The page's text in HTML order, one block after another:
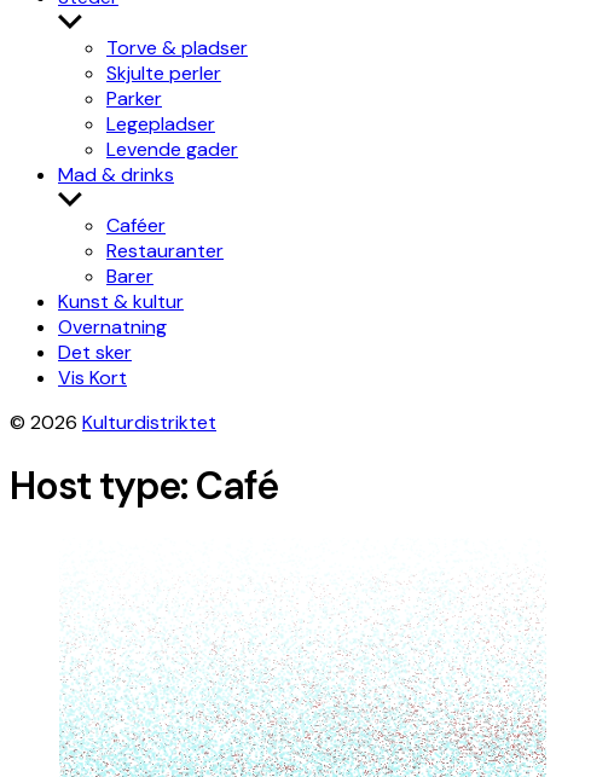
Show
sub
menu
Torve & pladser
Skjulte perler
Parker
Legepladser
Levende gader
Mad & drinks
Show
sub
menu
Caféer
Restauranter
Barer
Kunst & kultur
Overnatning
Det sker
Vis Kort
© 2026 Kulturdistriktet
Host type:Café